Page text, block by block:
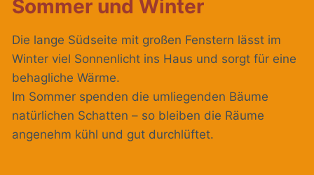
Sommer und Winter
Die lange Südseite mit großen Fenstern lässt im
Winter viel Sonnenlicht ins Haus und sorgt für eine
behagliche Wärme.
Im Sommer spenden die umliegenden Bäume
natürlichen Schatten – so bleiben die Räume
angenehm kühl und gut durchlüftet.